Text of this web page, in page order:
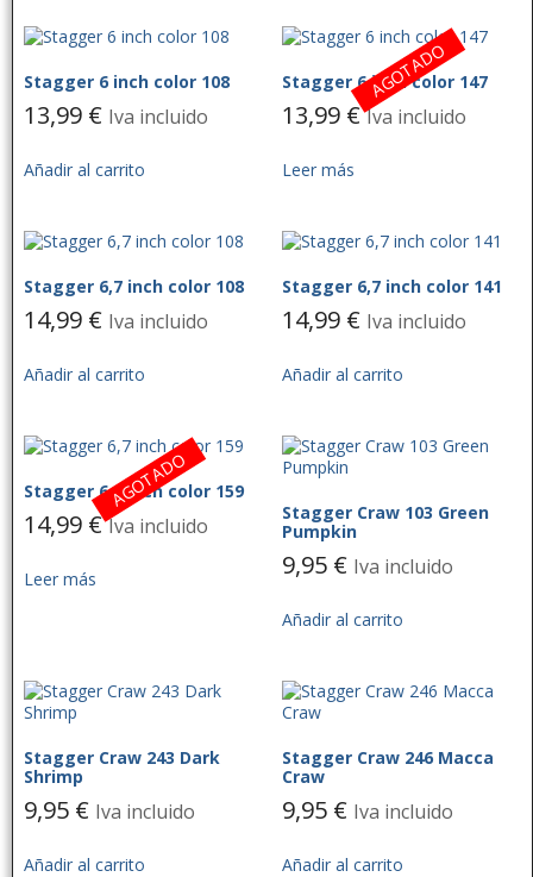
Stagger 6 inch color 108
13,99 € Iva incluido
Añadir al carrito
Stagger 6 inch color 147
13,99 € Iva incluido
Leer más
AGOTADO
Stagger 6,7 inch color 108
14,99 € Iva incluido
Añadir al carrito
Stagger 6,7 inch color 141
14,99 € Iva incluido
Añadir al carrito
Stagger 6,7 inch color 159
14,99 € Iva incluido
Leer más
AGOTADO
Stagger Craw 103 Green
Pumpkin
9,95 € Iva incluido
Añadir al carrito
Stagger Craw 243 Dark
Shrimp
9,95 € Iva incluido
Añadir al carrito
Stagger Craw 246 Macca
Craw
9,95 € Iva incluido
Añadir al carrito